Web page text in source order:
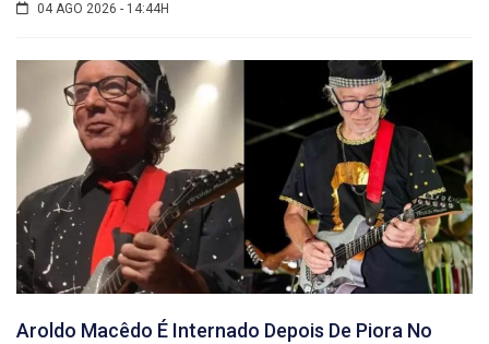
04 AGO 2026 - 14:44H
Aroldo Macêdo É Internado Depois De Piora No